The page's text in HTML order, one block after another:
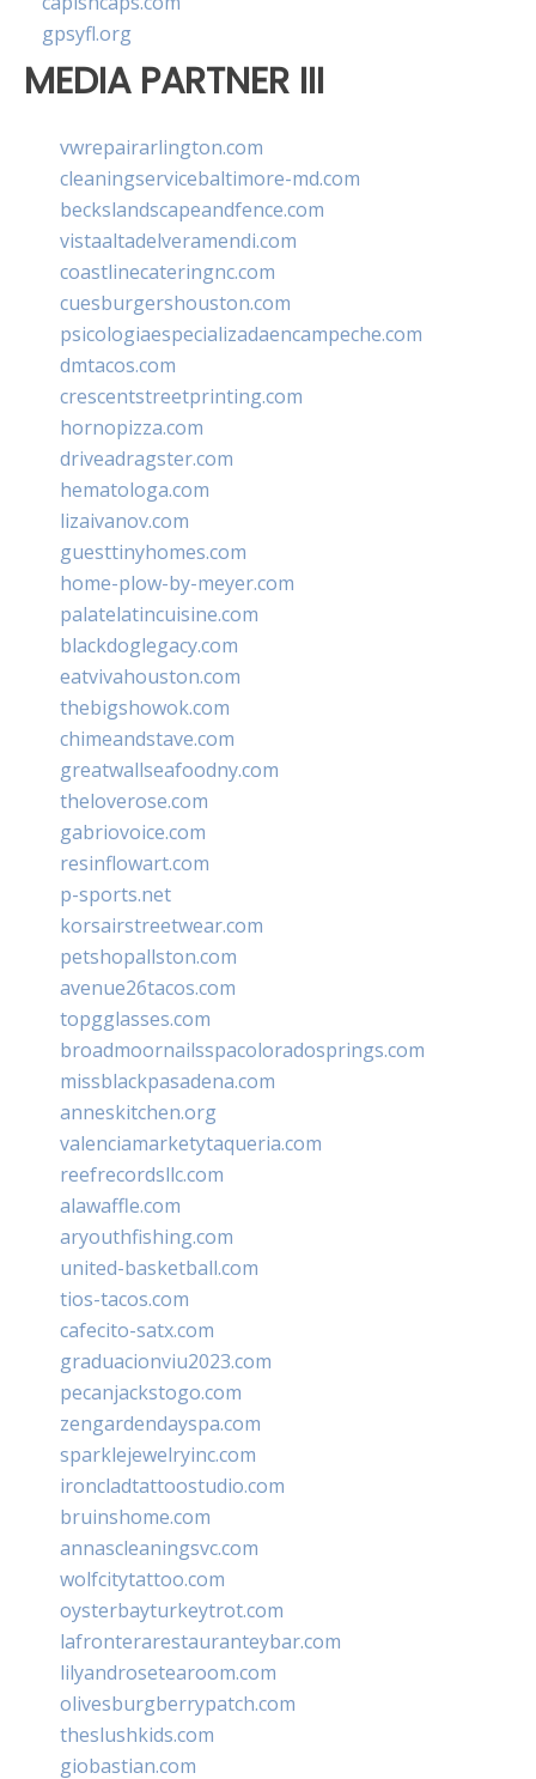
gpsyfl.org
MEDIA PARTNER III
vwrepairarlington.com
cleaningservicebaltimore-md.com
beckslandscapeandfence.com
vistaaltadelveramendi.com
coastlinecateringnc.com
cuesburgershouston.com
psicologiaespecializadaencampeche.com
dmtacos.com
crescentstreetprinting.com
hornopizza.com
driveadragster.com
hematologa.com
lizaivanov.com
guesttinyhomes.com
home-plow-by-meyer.com
palatelatincuisine.com
blackdoglegacy.com
eatvivahouston.com
thebigshowok.com
chimeandstave.com
greatwallseafoodny.com
theloverose.com
gabriovoice.com
resinflowart.com
p-sports.net
korsairstreetwear.com
petshopallston.com
avenue26tacos.com
topgglasses.com
broadmoornailsspacoloradosprings.com
missblackpasadena.com
anneskitchen.org
valenciamarketytaqueria.com
reefrecordsllc.com
alawaffle.com
aryouthfishing.com
united-basketball.com
tios-tacos.com
cafecito-satx.com
graduacionviu2023.com
pecanjackstogo.com
zengardendayspa.com
sparklejewelryinc.com
ironcladtattoostudio.com
bruinshome.com
annascleaningsvc.com
wolfcitytattoo.com
oysterbayturkeytrot.com
lafronterarestauranteybar.com
lilyandrosetearoom.com
olivesburgberrypatch.com
theslushkids.com
giobastian.com